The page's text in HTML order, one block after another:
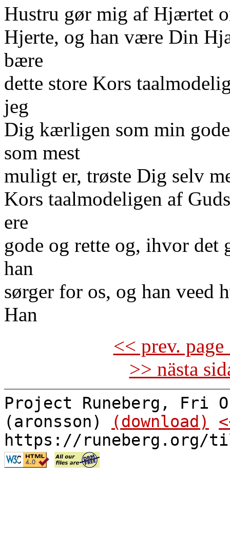
Hustru gør mig af Hjærtet
Hjerte, og han være Din
bære
dette store Kors
jeg
Dig kærligen som min
som mest
muligt er, trøste Dig selv
Kors taalmodeligen af
ere
gode og rette og, ihvor det
han
sørger for os, og han veed
Han
<< prev.
>> nästa
Project Runeberg, Fri
(aronsson)
(download)
https://runeberg.org/